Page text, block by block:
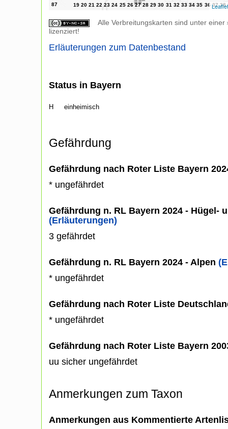
Leaflet
Alle Verbreitungskarten sind unter einer
lizenziert!
Erläuterungen zum Datenbestand
Status in Bayern
H einheimisch
Gefährdung
Gefährdung nach Roter Liste Bayern
* ungefährdet
Gefährdung n. RL Bayern 2024 - Hügel-
(Erläuterungen)
3 gefährdet
Gefährdung n. RL Bayern 2024 - Alpen
* ungefährdet
Gefährdung nach Roter Liste
* ungefährdet
Gefährdung nach Roter Liste Bayern
uu sicher ungefährdet
Anmerkungen zum Taxon
Anmerkungen aus Kommentierte